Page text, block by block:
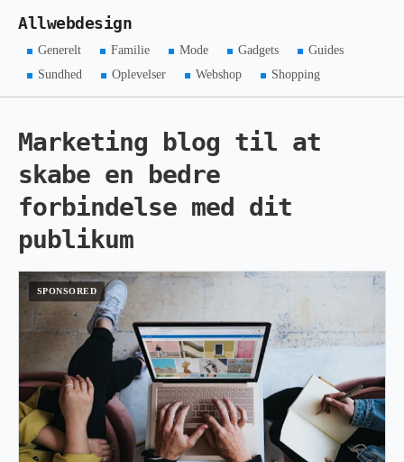
Allwebdesign
Generelt Familie Mode Gadgets
Guides
Sundhed
Oplevelser Webshop Shopping
Marketing blog til at
skabe en bedre
forbindelse med dit
publikum